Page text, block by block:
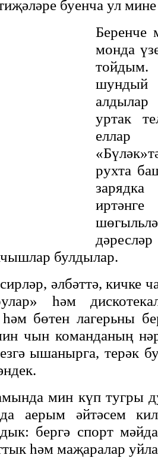
буенча ул
Беренче
монда
уртак
еллар
рухта
булдылар.
әлбәттә, кичке
һәм
бөтен лагерьны
чын команданың
ышанырга, терәк
мин күп тугры
аерым әйтәсем
бергә спорт
һәм маҗаралар